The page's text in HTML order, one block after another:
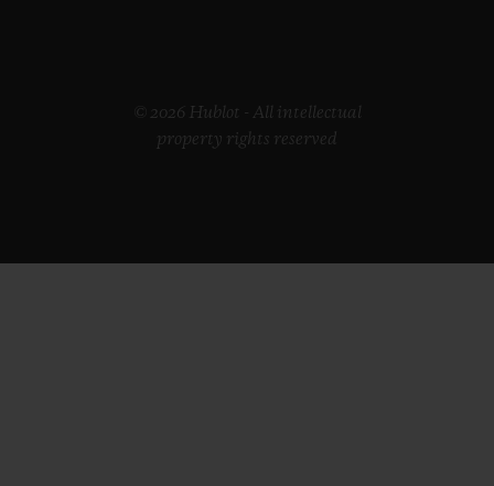
© 2026 Hublot - All intellectual
property rights reserved